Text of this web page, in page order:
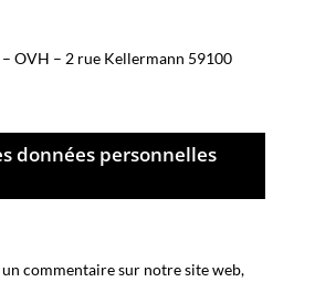
– OVH – 2 rue Kellermann 59100
données personnelles
un commentaire sur notre site web,